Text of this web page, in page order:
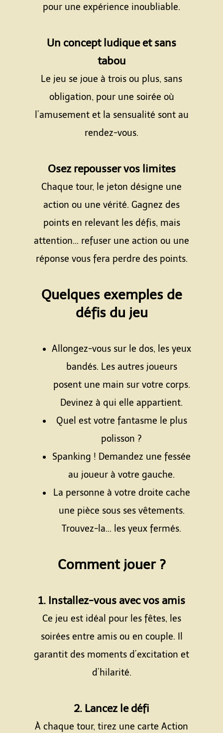
pour une expérience inoubliable.
Un concept ludique et sans
tabou
Le jeu se joue à trois ou plus, sans
obligation, pour une soirée où
l’amusement et la sensualité sont au
rendez-vous.
Osez repousser vos limites
Chaque tour, le jeton désigne une
action ou une vérité. Gagnez des
points en relevant les défis, mais
attention... refuser une action ou une
réponse vous fera perdre des points.
Quelques exemples de
défis du jeu
Allongez-vous sur le dos, les yeux
bandés. Les autres joueurs
posent une main sur votre corps.
Devinez à qui elle appartient.
Quel est votre fantasme le plus
polisson ?
Spanking ! Demandez une fessée
au joueur à votre gauche.
La personne à votre droite cache
une pièce sous ses vêtements.
Trouvez-la... les yeux fermés.
Comment jouer ?
1. Installez-vous avec vos amis
Ce jeu est idéal pour les fêtes, les
soirées entre amis ou en couple. Il
garantit des moments d’excitation et
d’hilarité.
2. Lancez le défi
À chaque tour, tirez une carte Action